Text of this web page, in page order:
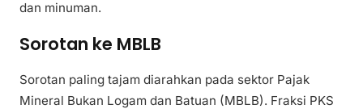
dan minuman.
Sorotan ke MBLB
Sorotan paling tajam diarahkan pada sektor Pajak
Mineral Bukan Logam dan Batuan (MBLB). Fraksi PKS